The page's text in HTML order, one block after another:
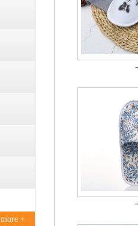
more +